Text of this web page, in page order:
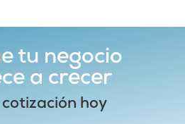
tu negocio
a crecer
hoy